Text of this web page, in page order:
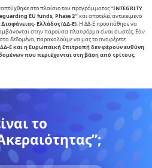
στο πλαίσιο του προγράμματος“INTEGRITY
EU funds, Phase 2″και αποτελεί αντικείµενο
Ελλάδος (ΔΔ-Ε). Η ΔΔ-Ε προσπάθησε να
στην παρούσα πλατφόρμα είναι σωστές. Εάν
στα δεδομένα, παρακαλούμε να μας το αναφέρετε
Ε και η Ευρωπαϊκή Επιτροπή δεν φέρουν ευθύνη
που περιέχονται στη βάση από τρίτους.
το